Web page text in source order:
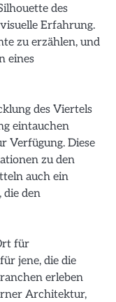
des
Erfahrung.
zu erzählen, und
eines
des Viertels
eintauchen
Verfügung. Diese
zu den
auch ein
die den
für
jene, die die
erleben
Architektur,